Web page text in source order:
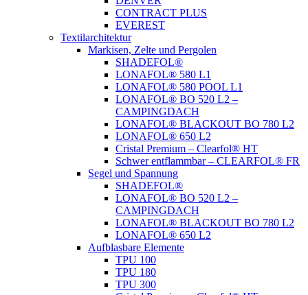
CONTRACT PLUS
EVEREST
Textilarchitektur
Markisen, Zelte und Pergolen
SHADEFOL®
LONAFOL® 580 L1
LONAFOL® 580 POOL L1
LONAFOL® BO 520 L2 –
CAMPINGDACH
LONAFOL® BLACKOUT BO 780 L2
LONAFOL® 650 L2
Cristal Premium – Clearfol® HT
Schwer entflammbar – CLEARFOL® FR
Segel und Spannung
SHADEFOL®
LONAFOL® BO 520 L2 –
CAMPINGDACH
LONAFOL® BLACKOUT BO 780 L2
LONAFOL® 650 L2
Aufblasbare Elemente
TPU 100
TPU 180
TPU 300